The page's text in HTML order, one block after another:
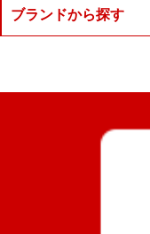
ブランドから探す